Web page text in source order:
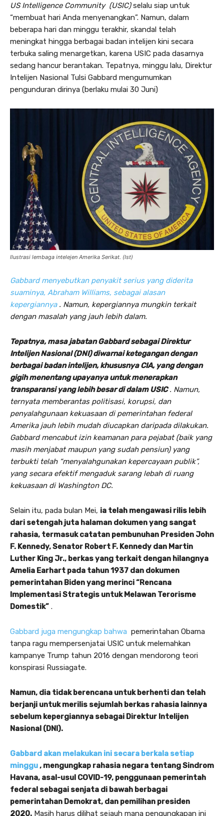
US Intelligence Community (USIC)selalu siap untuk
“membuat hari Anda menyenangkan”. Namun, dalam
beberapa hari dan minggu terakhir, skandal telah
meningkat hingga berbagai badan intelijen kini secara
terbuka saling menargetkan, karena USIC pada dasarnya
sedang hancur berantakan. Tepatnya, minggu lalu, Direktur
Intelijen Nasional Tulsi Gabbard mengumumkan
pengunduran dirinya (berlaku mulai 30 Juni)
Ilustrasi lembaga intelejen Amerika Serikat. (Ist)
Gabbard menyebutkan penyakit serius yang diderita
suaminya, Abraham Williams, sebagai alasan
kepergiannya. Namun, kepergiannya mungkin terkait
dengan masalah yang jauh lebih dalam.
Tepatnya, masa jabatan Gabbard sebagai Direktur
Intelijen Nasional (DNI) diwarnai ketegangan dengan
berbagai badan intelijen, khususnya CIA, yang dengan
gigih menentang upayanya untuk menerapkan
transparansi yang lebih besar di dalam USIC. Namun,
ternyata memberantas politisasi, korupsi, dan
penyalahgunaan kekuasaan di pemerintahan federal
Amerika jauh lebih mudah diucapkan daripada dilakukan.
Gabbard mencabut izin keamanan para pejabat (baik yang
masih menjabat maupun yang sudah pensiun) yang
terbukti telah “menyalahgunakan kepercayaan publik”,
yang secara efektif mengaduk sarang lebah di ruang
kekuasaan di Washington DC.
Selain itu, pada bulan Mei, ia telah mengawasi rilis lebih
dari setengah juta halaman dokumen yang sangat
rahasia, termasuk catatan pembunuhan Presiden John
F. Kennedy, Senator Robert F. Kennedy dan Martin
Luther King Jr., berkas yang terkait dengan hilangnya
Amelia Earhart pada tahun 1937 dan dokumen
pemerintahan Biden yang merinci “Rencana
Implementasi Strategis untuk Melawan Terorisme
Domestik” .
Gabbard juga mengungkap bahwa pemerintahan Obama
tanpa ragu mempersenjatai USIC untuk melemahkan
kampanye Trump tahun 2016 dengan mendorong teori
konspirasi Russiagate.
Namun, dia tidak berencana untuk berhenti dan telah
berjanji untuk merilis sejumlah berkas rahasia lainnya
sebelum kepergiannya sebagai Direktur Intelijen
Nasional (DNI).
Gabbard akan melakukan ini secara berkala setiap
minggu, mengungkap rahasia negara tentang Sindrom
Havana, asal-usul COVID-19, penggunaan pemerintah
federal sebagai senjata di bawah berbagai
pemerintahan Demokrat, dan pemilihan presiden
2020. Masih harus dilihat sejauh mana pengungkapan ini